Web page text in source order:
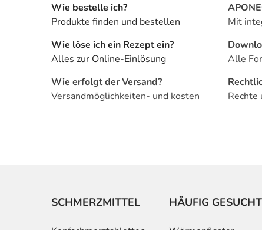
Wie bestelle ich?
Produkte finden und bestellen
Wie löse ich ein Rezept ein?
Alles zur Online-Einlösung
Wie erfolgt der Versand?
Versandmöglichkeiten- und kosten
Mit
Alle
Rechte
SCHMERZMITTEL HÄUFIG GESUCHT